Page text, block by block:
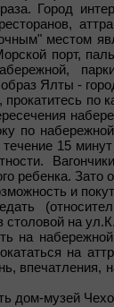
Город
местом
порт,
Ялты -
по
по
15
ребенка. Зато
и
столовой на
на
на
дом-музей